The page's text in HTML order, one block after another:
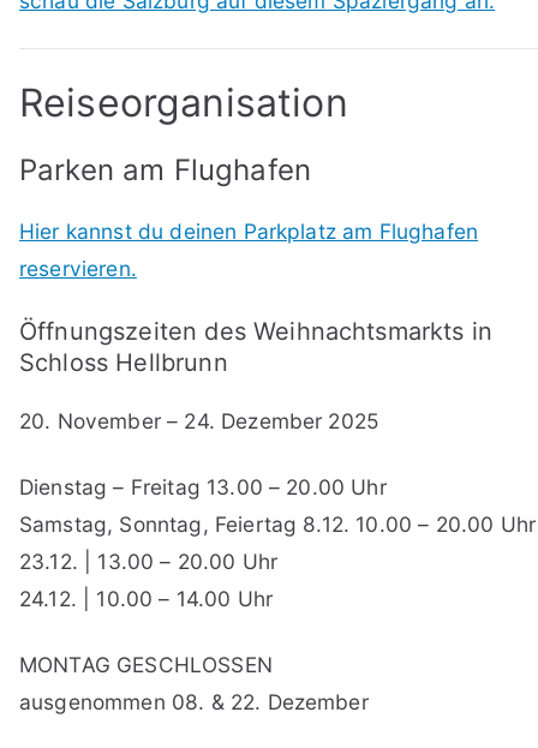
Reiseorganisation
Parken am Flughafen
Hier kannst du deinen Parkplatz am Flughafen
reservieren.
Öffnungszeiten des Weihnachtsmarkts in
Schloss Hellbrunn
20. November – 24. Dezember 2025
Dienstag – Freitag 13.00 – 20.00 Uhr
Samstag, Sonntag, Feiertag 8.12. 10.00 – 20.00 Uhr
23.12. | 13.00 – 20.00 Uhr
24.12. | 10.00 – 14.00 Uhr
MONTAG GESCHLOSSEN
ausgenommen 08. & 22. Dezember